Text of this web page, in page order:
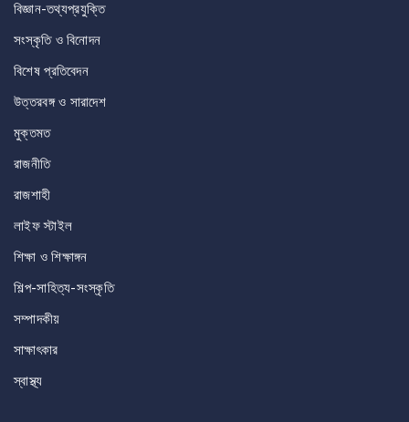
বিজ্ঞান-তথ্যপ্রযুক্তি
সংস্কৃতি ও বিনোদন
বিশেষ প্রতিবেদন
উত্তরবঙ্গ ও সারাদেশ
মুক্তমত
রাজনীতি
রাজশাহী
লাইফ স্টাইল
শিক্ষা ও শিক্ষাঙ্গন
শিল্প-সাহিত্য-সংস্কৃতি
সম্পাদকীয়
সাক্ষাৎকার
স্বাস্থ্য